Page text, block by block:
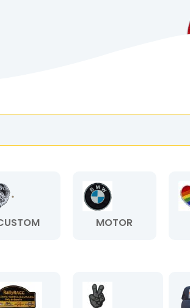
MOTOR